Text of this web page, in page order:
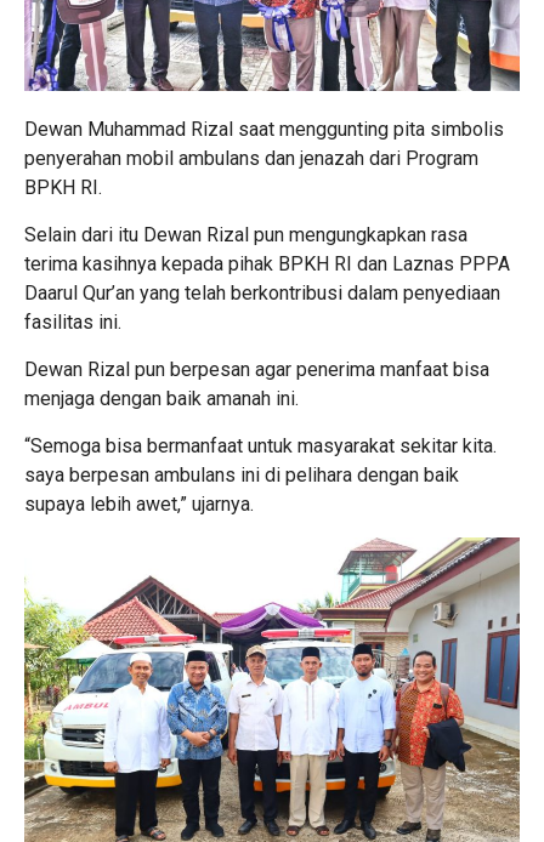
Dewan Muhammad Rizal saat menggunting pita simbolis
penyerahan mobil ambulans dan jenazah dari Program
BPKH RI.
Selain dari itu Dewan Rizal pun mengungkapkan rasa
terima kasihnya kepada pihak BPKH RI dan Laznas PPPA
Daarul Qur’an yang telah berkontribusi dalam penyediaan
fasilitas ini.
Dewan Rizal pun berpesan agar penerima manfaat bisa
menjaga dengan baik amanah ini.
“Semoga bisa bermanfaat untuk masyarakat sekitar kita.
saya berpesan ambulans ini di pelihara dengan baik
supaya lebih awet,” ujarnya.